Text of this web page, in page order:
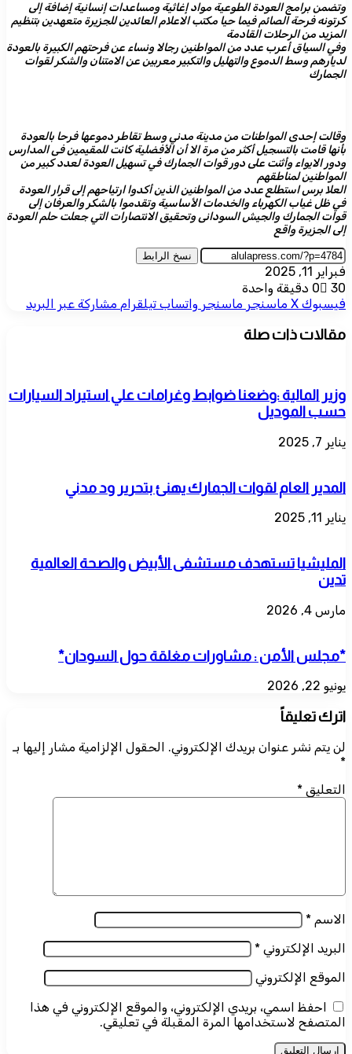
وتضمن برامج العودة الطوعية مواد إغاثية ومساعدات إنسانية إضافة إلى
كرتونه فرحة الصائم فيما حيا مكتب الاعلام العائدين للجزيرة متعهدين بتنظيم
المزيد من الرحلات القادمة
وفي السياق أعرب عدد من المواطنين رجالا ونساء عن فرحتهم الكبيرة بالعودة
لديارهم وسط الدموع والتهليل والتكبير معربين عن الامتنان والشكر لقوات
الجمارك
وقالت إحدى المواطنات من مدينة مدني وسط تقاطر دموعها فرحا بالعودة
بأنها قامت بالتسجيل أكثر من مرة الا أن الأفضلية كانت للمقيمين فى المدارس
ودور الايواء وأثنت على دور قوات الجمارك في تسهيل العودة لعدد كبير من
المواطنين لمناطقهم
العلا برس استطلع عدد من المواطنين الذين أكدوا ارتياحهم إلى قرار العودة
في ظل غياب الكهرباء والخدمات الأساسية وتقدموا بالشكر والعرفان إلى
قوات الجمارك والجيش السودانى وتحقيق الانتصارات التي جعلت حلم العودة
إلى الجزيرة واقع
نسخ الرابط
فبراير 11, 2025
0
30
دقيقة واحدة
فيسبوك ‫X ماسنجر ماسنجر واتساب تيلقرام مشاركة عبر البريد
مقالات ذات صلة
وزير المالية :وضعنا ضوابط وغرامات علي استيراد السيارات
حسب الموديل
يناير 7, 2025
المدير العام لقوات الجمارك يهنئ بتحرير ود مدني
يناير 11, 2025
المليشيا تستهدف مستشفى الأبيض والصحة العالمية
تدين
مارس 4, 2026
*مجلس الأمن : مشاورات مغلقة حول السودان*
يونيو 22, 2026
اترك تعليقاً
لن يتم نشر عنوان بريدك الإلكتروني. الحقول الإلزامية مشار إليها بـ
*
التعليق *
الاسم *
البريد الإلكتروني *
الموقع الإلكتروني
احفظ اسمي، بريدي الإلكتروني، والموقع الإلكتروني في هذا
المتصفح لاستخدامها المرة المقبلة في تعليقي.